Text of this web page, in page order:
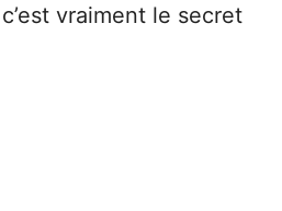
vraiment le secret